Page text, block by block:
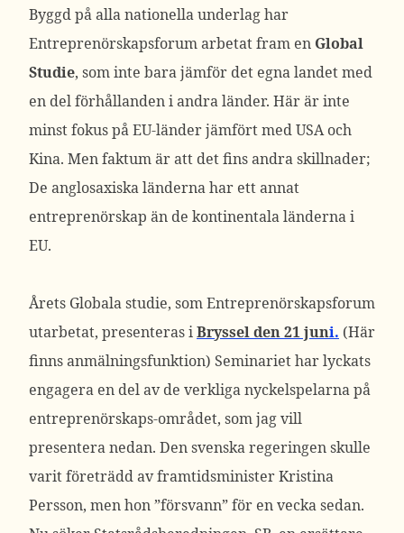
Byggd på alla nationella underlag har
Entreprenörskapsforum arbetat fram en Global
Studie, som inte bara jämför det egna landet med
en del förhållanden i andra länder. Här är inte
minst fokus på EU-länder jämfört med USA och
Kina. Men faktum är att det fins andra skillnader;
De anglosaxiska länderna har ett annat
entreprenörskap än de kontinentala länderna i
EU.
Årets Globala studie, som Entreprenörskapsforum
utarbetat, presenteras iBryssel den 21 juni. (Här
finns anmälningsfunktion) Seminariet har lyckats
engagera en del av de verkliga nyckelspelarna på
entreprenörskaps-området, som jag vill
presentera nedan. Den svenska regeringen skulle
varit företrädd av framtidsminister Kristina
Persson, men hon ”försvann” för en vecka sedan.